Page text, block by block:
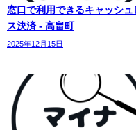
窓口で利用できるキャッシュ
ス決済 - 高畠町
2025年12月15日